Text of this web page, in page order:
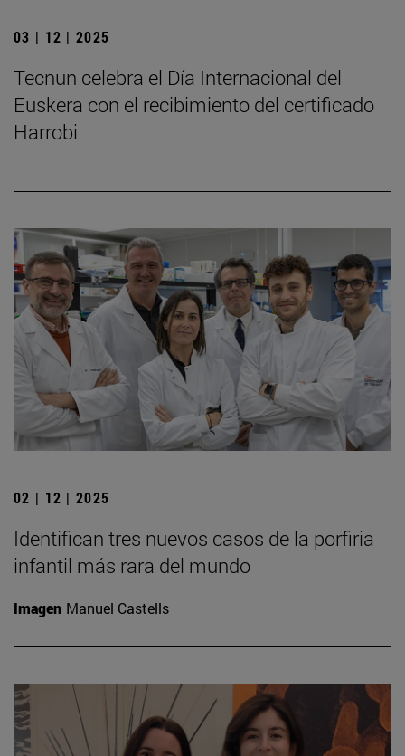
03 | 12 | 2025
Tecnun celebra el Día Internacional del
Euskera con el recibimiento del certificado
Harrobi
02 | 12 | 2025
Identifican tres nuevos casos de la porfiria
infantil más rara del mundo
Imagen Manuel Castells